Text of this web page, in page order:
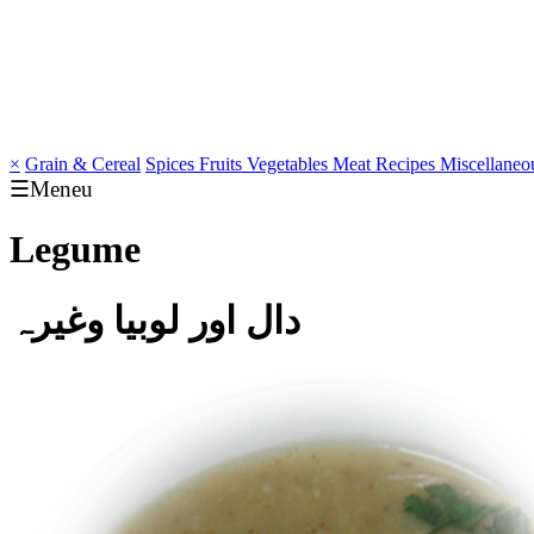
× Grain & Cereal Spices Fruits Vegetables Meat Recipes
☰Meneu
Legume
دال اور لوبیا وغیرہ